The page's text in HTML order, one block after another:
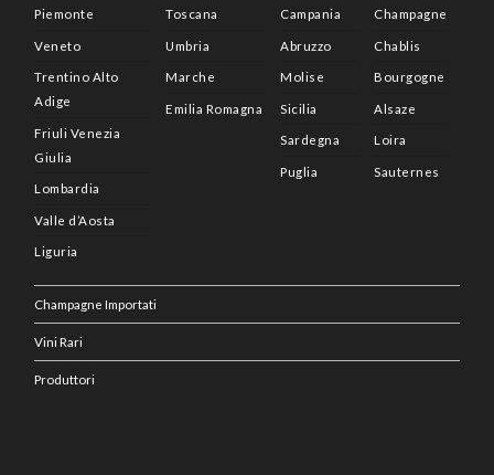
Piemonte
Veneto
Trentino Alto
Adige
Friuli Venezia
Giulia
Lombardia
Valle d’Aosta
Liguria
Toscana
Umbria
Marche
Emilia Romagna
Campania
Abruzzo
Molise
Sicilia
Sardegna
Puglia
Champagne
Chablis
Bourgogne
Alsaze
Loira
Sauternes
Champagne Importati
Vini Rari
Produttori